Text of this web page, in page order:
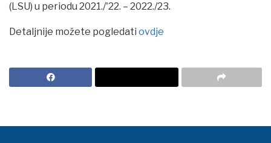
(LSU) u periodu 2021./'22. – 2022./23.
Detaljnije možete pogledati ovdje